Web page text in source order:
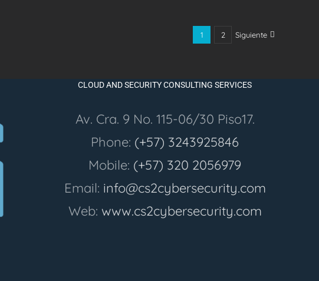
1 2 Siguiente
CLOUD AND SECURITY CONSULTING SERVICES
Av. Cra. 9 No. 115-06/30 Piso17.
Phone: (+57) 3243925846
Mobile: (+57) 320 2056979
Email: info@cs2cybersecurity.com
Web: www.cs2cybersecurity.com